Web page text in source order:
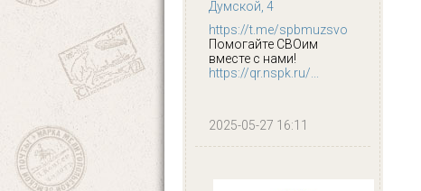
Думской, 4
https://t.me/spbmuzsvo
Помогайте СВОим
вместе с нами!
https://qr.nspk.ru/...
2025-05-27 16:11